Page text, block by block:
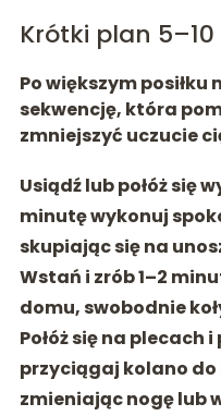
Krótki plan
Po większym
sekwencję, która
zmniejszyć uczucie
Usiądź lub połóż się
minutę wykonuj
skupiając się na
Wstań i zrób 1–2
domu, swobodnie
Połóż się na plecach
przyciągaj kolano
zmieniając nogę lub